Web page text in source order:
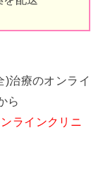
)治療のオンライ
ら
ラインクリニ